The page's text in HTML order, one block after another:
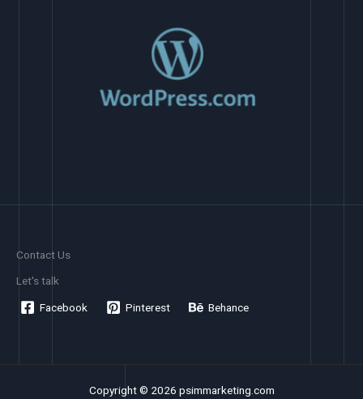
Contact Us
Let's talk
Facebook Pinterest Behance
Copyright © 2026 psimmarketing.com